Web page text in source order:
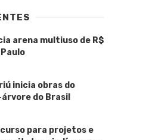
arena multiuso de R$
inicia obras do
do Brasil
para projetos e